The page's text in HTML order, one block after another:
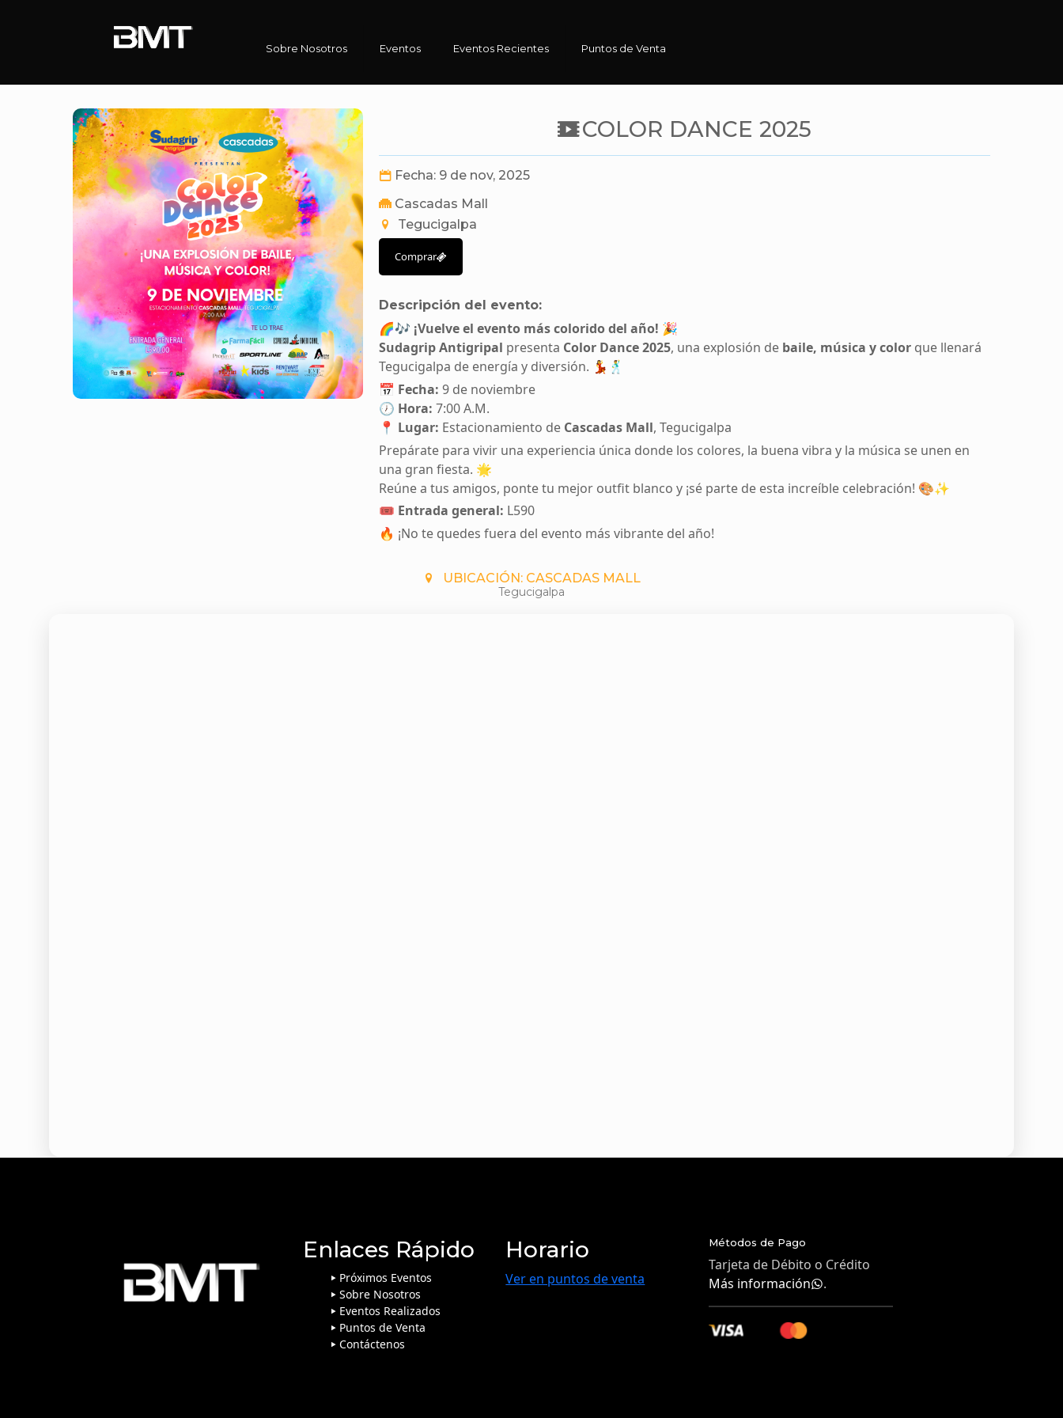
Sobre Nosotros Eventos Eventos Recientes Puntos de Venta
COLOR DANCE 2025
Fecha: 9 de nov, 2025
Cascadas Mall
Tegucigalpa
Comprar
Descripción del evento:
🌈🎶 ¡Vuelve el evento más colorido del año! 🎉
Sudagrip Antigripal presenta Color Dance 2025, una explosión de baile, música y colorque llenará
Tegucigalpa de energía y diversión. 💃🕺
📅 Fecha: 9 de noviembre
🕖 Hora: 7:00 A.M.
📍 Lugar: Estacionamiento de Cascadas Mall, Tegucigalpa
Prepárate para vivir una experiencia única donde los colores, la buena vibra y la música se unen en
una gran fiesta. 🌟
Reúne a tus amigos, ponte tu mejor outfit blanco y ¡sé parte de esta increíble celebración! 🎨✨
🎟 Entrada general: L590
🔥 ¡No te quedes fuera del evento más vibrante del año!
UBICACIÓN: CASCADAS MALL
Tegucigalpa
Enlaces Rápido
Próximos Eventos
Sobre Nosotros
Eventos Realizados
Puntos de Venta
Contáctenos
Horario
Ver en puntos de venta
Métodos de Pago
Tarjeta de Débito o Crédito
Más información
.